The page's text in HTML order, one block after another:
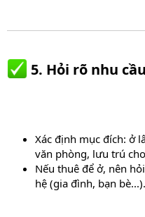
5. Hỏi rõ nhu
Xác định mục đích: ở
văn phòng, lưu trú
Nếu thuê để ở, nên
hệ (gia đình, bạn bè...).